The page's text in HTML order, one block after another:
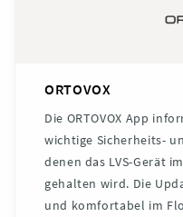
ORTOVOX
Die ORTOVOX App
wichtige Sicherheits-
denen das LVS-Gerät
gehalten wird. Die
und komfortabel im